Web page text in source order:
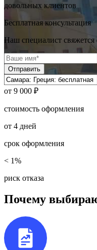
довольных клиентов
Бесплатная консультация
Наш специалист
Отправить
от 9 000 ₽
стоимость оформления
от 4 дней
срок оформления
< 1%
риск отказа
Почему